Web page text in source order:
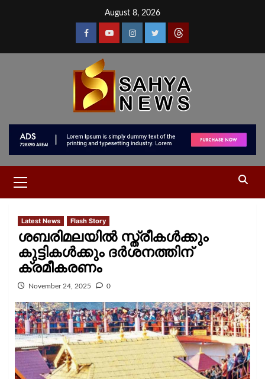
August 8, 2026
Latest News Flash Story
ശബരിമലയില്‍ സ്ത്രീകള്‍ക്കും
കുട്ടികള്‍ക്കും ദര്‍ശനത്തിന്
ക്രമീകരണം
November 24, 2025 0